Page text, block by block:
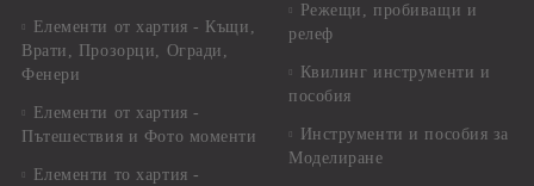
Елементи от хартия - Къщи,
Врати, Прозорци, Огради,
Фенери
Елементи от хартия -
Пътешествия и Фото моменти
Елементи то хартия -
Режещи, пробиващи и
релеф
Квилинг инструменти и
пособия
Инструменти и пособия за
Моделиране